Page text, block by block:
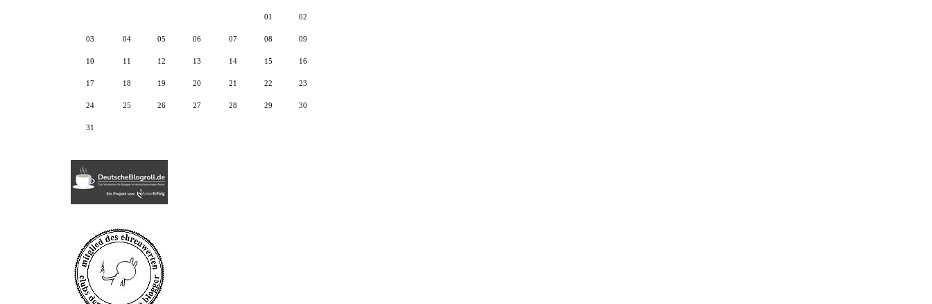
01 02
03 04 05 06 07 08 09
10 11 12 13 14 15 16
17 18 19 20 21 22 23
24 25 26 27 28 29 30
31